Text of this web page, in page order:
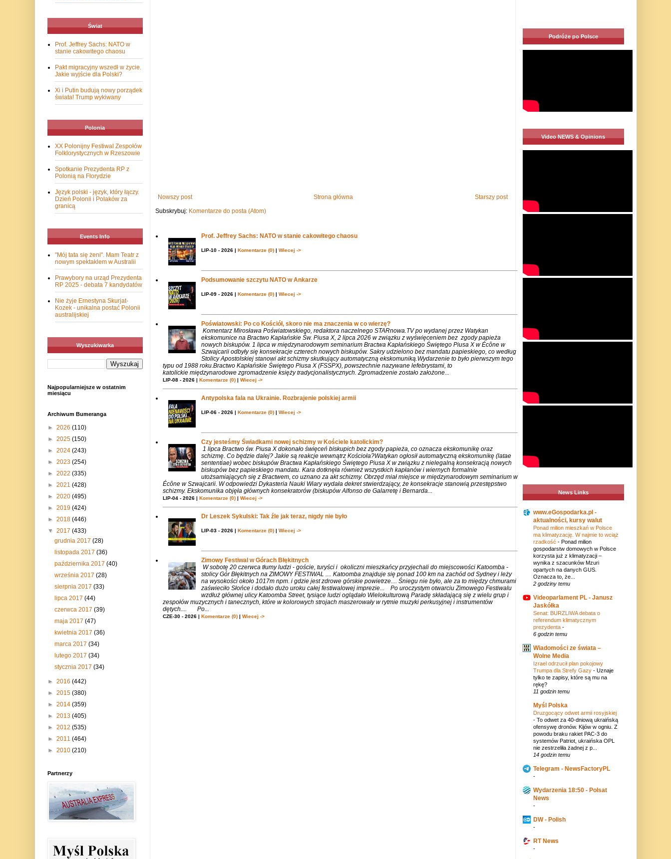
Nowszy post Starszy post
Strona główna
Subskrybuj: Komentarze do posta (Atom)
Prof. Jeffrey Sachs: NATO w stanie cakowitego chaosu
LIP-10 - 2026 | Komentarze (0)| Wiecej ->
Podsumowanie szczytu NATO w Ankarze
LIP-09 - 2026 | Komentarze (0)| Wiecej ->
Poświatowski: Po co Kościół, skoro nie ma znaczenia w co wierzę?
Komentarz Mirosława Poświatowskiego, redaktora naczelnego STARnowa.TV po wydanej przez Watykan
ekskomunice na Bractwo Kapłańskie Św. Piusa X, 2 lipca 2026 w związku z wyświęceniem bez zgody papieża
nowych biskupów. 1 lipca w międzynarodowym seminarium Bractwa Kapłańskiego Świętego Piusa X w Écône w
Szwajcarii odbyły się konsekracje czterech nowych biskupów. Sakry udzielono bez mandatu papieskiego, co według
Stolicy Apostolskiej stanowi akt schizmy skutkujący automatyczną ekskomuniką.Wydarzenie to było pierwszym tego
typu od 1988 roku.Bractwo Kapłańskie Świętego Piusa X (FSSPX), powszechnie nazywane lefebrystami, to
katolickie międzynarodowe zgromadzenie księży tradycjonalistycznych. Zgromadzenie zostało założone...
LIP-08 - 2026 | Komentarze (0)| Wiecej ->
Antypolska fala na Ukrainie. Rozbrajenie polskiej armii
LIP-06 - 2026 | Komentarze (0)| Wiecej ->
Czy jesteśmy Świadkami nowej schizmy w Kościele katolickim?
1 lipca Bractwo św. Piusa X dokonało święceń biskupich bez zgody papieża, co oznacza ekskomunikę oraz
schizmę. Co będzie dalej? Jakie są reakcje wewnątrz Kościoła?Watykan ogłosił automatyczną ekskomunikę (latae
sententiae) wobec biskupów Bractwa Kapłańskiego Świętego Piusa X w związku z nielegalną konsekracją nowych
biskupów bez papieskiego mandatu. Kara dotknęła również wszystkich kapłanów i wiernych formalnie
utożsamiających się z Bractwem, co uznano za akt schizmy. Obrzęd miał miejsce w międzynarodowym seminarium w
Écône w Szwajcarii. W odpowiedzi Dykasteria Nauki Wiary wydała dekret stwierdzający, że konsekracje stanowią przestępstwo
schizmy. Ekskomunika objęła głównych konsekratorów (biskupów Alfonso de Galarretę i Bernarda...
LIP-04 - 2026 | Komentarze (0)| Wiecej ->
Dr Leszek Sykulski: Tak źle jak teraz, nigdy nie było
LIP-03 - 2026 | Komentarze (0)| Wiecej ->
Zimowy Festiwal w Górach Błękitnych
W sobotę 20 czerwca tłumy ludzi - goście, turyści i okoliczni mieszkańcy przyjechali do miejscowości Katoomba -
stolicy Gór Błękitnych na ZIMOWY FESTIWAL .... Katoomba znajduje się ponad 100 km na zachód od Sydney i leży
na wysokości około 1017m npm. i gdzie jest zdrowe górskie powietrze.... Śniegu nie było, ale za to między chmurami
zaświeciło Słońce i dodało dużo uroku całej festiwalowej imprezie... Po uroczystym otwarciu Zimowego Festiwalu
wzdłuż głównej ulicy Katoomba Street, tysiące ludzi oglądało Wielokulturową Paradę składającą się z wielu grup i
zespołów muzycznych i tanecznych, które w kolorowych strojach maszerowały w rytmie muzyki perkusyjnej i instrumentów
dętych.... Po...
CZE-30 - 2026 | Komentarze (0)| Wiecej ->
Świat
Prof. Jeffrey Sachs: NATO w
stanie cakowitego chaosu
Pakt migracyjny wszedł w życie.
Jakie wyjście dla Polski?
Xi i Putin budują nowy porządek
świata! Trump wykiwany
Polonia
XX Polonijny Festiwal Zespołów
Folklorystycznych w Rzeszowie
Spotkanie Prezydenta RP z
Polonią na Florydzie
Język polski - język, który łączy.
Dzień Polonii i Polaków za
granicą
Events Info
"Mój tata się żeni". Mam Teatr z
nowym spektaklem w Australii
Prawybory na urząd Prezydenta
RP 2025 - debata 7 kandydatów
Nie żyje Ernestyna Skurjat-
Kozek - unikalna postać Polonii
australijskiej
Wyszukiwarka
Najpopularniejsze w ostatnim
miesiącu
Archiwum Bumeranga
► 2026 (110)
► 2025 (150)
► 2024 (243)
► 2023 (254)
► 2022 (335)
► 2021 (428)
► 2020 (495)
► 2019 (424)
► 2018 (446)
▼ 2017 (433)
grudnia 2017 (28)
listopada 2017 (36)
października 2017 (40)
września 2017 (28)
sierpnia 2017 (33)
lipca 2017 (44)
czerwca 2017 (39)
maja 2017 (47)
kwietnia 2017 (36)
marca 2017 (34)
lutego 2017 (34)
stycznia 2017 (34)
► 2016 (442)
► 2015 (380)
► 2014 (359)
► 2013 (405)
► 2012 (535)
► 2011 (464)
► 2010 (210)
Partnerzy
Podróże po Polsce
Video NEWS & Opinions
News Links
www.eGospodarka.pl -
aktualności, kursy walut
Ponad milion mieszkań w Polsce
ma klimatyzację. W najmie to wciąż
rzadkość - Ponad milion
gospodarstw domowych w Polsce
korzysta już z klimatyzacji –
wynika z szacunków Mzuri
opartych na danych GUS.
Oznacza to, że...
2 godziny temu
Videoparlament PL - Janusz
Jaskółka
Senat: BURZLIWA debata o
referendum klimatycznym
prezydenta -
6 godzin temu
Wiadomości ze świata –
Wolne Media
Izrael odrzucił plan pokojowy
Trumpa dla Strefy Gazy - Uznaje
tylko te zapisy, które są mu na
rękę?
11 godzin temu
Myśl Polska
Druzgocący odwet armii rosyjskiej
- To odwet za 40-dniową ukraińską
ofensywę dronów. Kijów w ogniu. Z
powodu braku rakiet PAC-3 do
systemów Patriot, ukraińska OPL
nie zestrzeliła żadnej z p...
14 godzin temu
Telegram - NewsFactoryPL
-
Wydarzenia 18:50 - Polsat
News
-
DW - Polish
-
RT News
-